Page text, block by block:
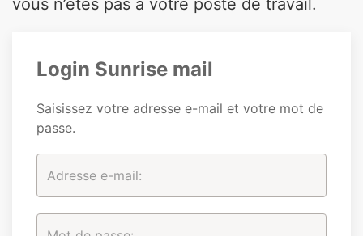
vous n’êtes pas à votre poste de travail.
Login Sunrise mail
Saisissez votre adresse e-mail et votre mot de
passe.